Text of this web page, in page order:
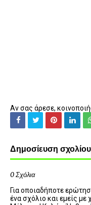
Αν σας άρεσε,
Δημοσίευση σχολίου
0 Σχόλια
Για οποιαδήποτε
ένα σχόλιο και εμείς